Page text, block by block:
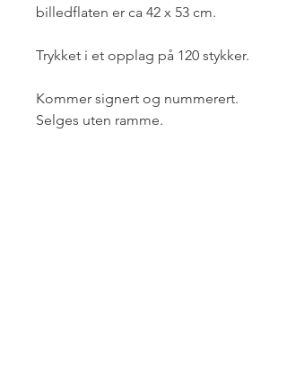
billedflaten er ca 42 x 53 cm.
Trykket i et opplag på 120 stykker.
Kommer signert og nummerert.
Selges uten ramme.